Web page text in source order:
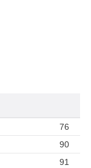
76
90
91